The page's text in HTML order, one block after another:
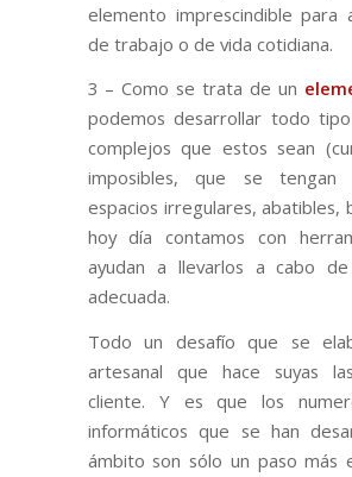
elemento imprescindible para
de trabajo o de vida cotidiana.
3 – Como se trata de un
podemos desarrollar todo
complejos que estos sean
imposibles, que se
espacios irregulares, abatibles,
hoy día contamos con
ayudan a llevarlos a cabo
adecuada.
Todo un desafío que se
artesanal que hace suyas
cliente. Y es que los
informáticos que se han
ámbito son sólo un paso más